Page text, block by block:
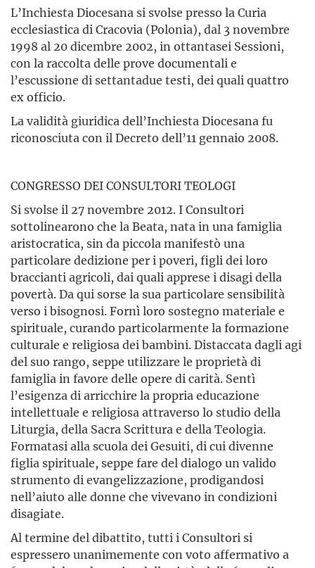
L’Inchiesta Diocesana si svolse presso la Curia
ecclesiastica di Cracovia (Polonia), dal 3 novembre
1998 al 20 dicembre 2002, in ottantasei Sessioni,
con la raccolta delle prove documentali e
l’escussione di settantadue testi, dei quali quattro
ex officio.
La validità giuridica dell’Inchiesta Diocesana fu
riconosciuta con il Decreto dell’11 gennaio 2008.
CONGRESSO DEI CONSULTORI TEOLOGI
Si svolse il 27 novembre 2012. I Consultori
sottolinearono che la Beata, nata in una famiglia
aristocratica, sin da piccola manifestò una
particolare dedizione per i poveri, figli dei loro
braccianti agricoli, dai quali apprese i disagi della
povertà. Da qui sorse la sua particolare sensibilità
verso i bisognosi. Fornì loro sostegno materiale e
spirituale, curando particolarmente la formazione
culturale e religiosa dei bambini. Distaccata dagli agi
del suo rango, seppe utilizzare le proprietà di
famiglia in favore delle opere di carità. Sentì
l’esigenza di arricchire la propria educazione
intellettuale e religiosa attraverso lo studio della
Liturgia, della Sacra Scrittura e della Teologia.
Formatasi alla scuola dei Gesuiti, di cui divenne
figlia spirituale, seppe fare del dialogo un valido
strumento di evangelizzazione, prodigandosi
nell’aiuto alle donne che vivevano in condizioni
disagiate.
Al termine del dibattito, tutti i Consultori si
espressero unanimemente con voto affermativo a